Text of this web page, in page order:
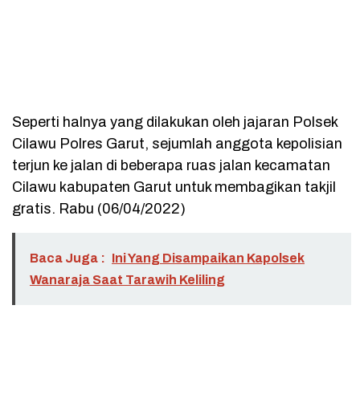
Seperti halnya yang dilakukan oleh jajaran Polsek
Cilawu Polres Garut, sejumlah anggota kepolisian
terjun ke jalan di beberapa ruas jalan kecamatan
Cilawu kabupaten Garut untuk membagikan takjil
gratis. Rabu (06/04/2022)
Baca Juga : Ini Yang Disampaikan Kapolsek
Wanaraja Saat Tarawih Keliling